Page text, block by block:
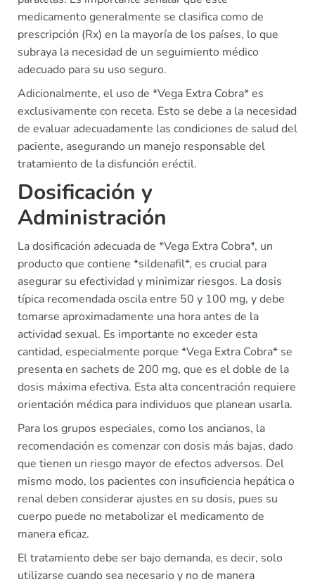
medicamento generalmente se clasifica como de
prescripción (Rx) en la mayoría de los países, lo que
subraya la necesidad de un seguimiento médico
adecuado para su uso seguro.
Adicionalmente, el uso de *Vega Extra Cobra* es
exclusivamente con receta. Esto se debe a la necesidad
de evaluar adecuadamente las condiciones de salud del
paciente, asegurando un manejo responsable del
tratamiento de la disfunción eréctil.
Dosificación y
Administración
La dosificación adecuada de *Vega Extra Cobra*, un
producto que contiene *sildenafil*, es crucial para
asegurar su efectividad y minimizar riesgos. La dosis
típica recomendada oscila entre 50 y 100 mg, y debe
tomarse aproximadamente una hora antes de la
actividad sexual. Es importante no exceder esta
cantidad, especialmente porque *Vega Extra Cobra* se
presenta en sachets de 200 mg, que es el doble de la
dosis máxima efectiva. Esta alta concentración requiere
orientación médica para individuos que planean usarla.
Para los grupos especiales, como los ancianos, la
recomendación es comenzar con dosis más bajas, dado
que tienen un riesgo mayor de efectos adversos. Del
mismo modo, los pacientes con insuficiencia hepática o
renal deben considerar ajustes en su dosis, pues su
cuerpo puede no metabolizar el medicamento de
manera eficaz.
El tratamiento debe ser bajo demanda, es decir, solo
utilizarse cuando sea necesario y no de manera